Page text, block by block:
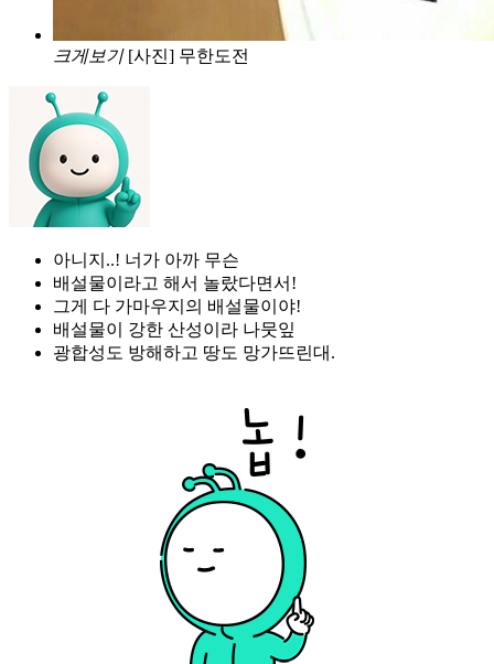
크게보기 [사진] 무한도전
아니지..! 너가 아까 무슨
배설물이라고 해서 놀랐다면서!
그게 다 가마우지의 배설물이야!
배설물이 강한 산성이라 나뭇잎
광합성도 방해하고 땅도 망가뜨린대.